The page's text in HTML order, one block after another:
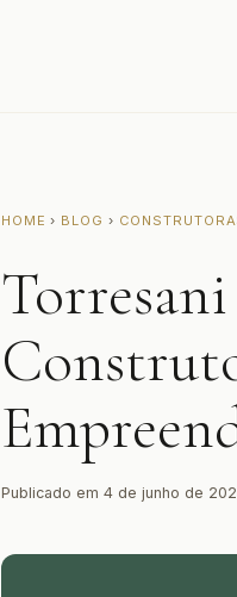
HOME › BLOG ›
Publicado em 4 de junho de